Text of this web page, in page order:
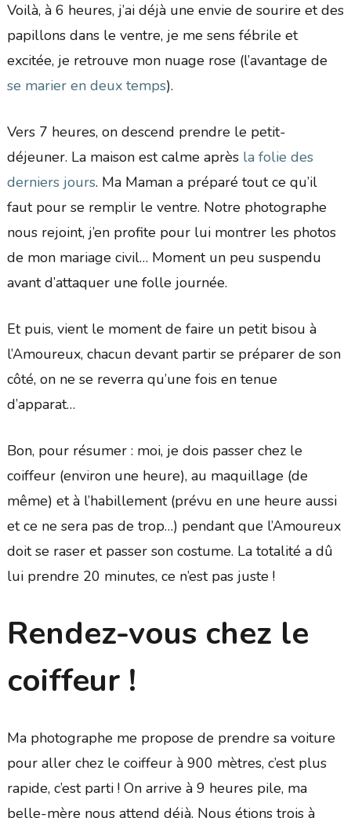
Voilà, à 6 heures, j’ai déjà une envie de sourire et des
papillons dans le ventre, je me sens fébrile et
excitée, je retrouve mon nuage rose (l’avantage de
se marier en deux temps).
Vers 7 heures, on descend prendre le petit-
déjeuner. La maison est calme après la folie des
derniers jours. Ma Maman a préparé tout ce qu’il
faut pour se remplir le ventre. Notre photographe
nous rejoint, j’en profite pour lui montrer les photos
de mon mariage civil… Moment un peu suspendu
avant d’attaquer une folle journée.
Et puis, vient le moment de faire un petit bisou à
l’Amoureux, chacun devant partir se préparer de son
côté, on ne se reverra qu’une fois en tenue
d’apparat…
Bon, pour résumer : moi, je dois passer chez le
coiffeur (environ une heure), au maquillage (de
même) et à l’habillement (prévu en une heure aussi
et ce ne sera pas de trop…) pendant que l’Amoureux
doit se raser et passer son costume. La totalité a dû
lui prendre 20 minutes, ce n’est pas juste !
Rendez-vous chez le
coiffeur !
Ma photographe me propose de prendre sa voiture
pour aller chez le coiffeur à 900 mètres, c’est plus
rapide, c’est parti ! On arrive à 9 heures pile, ma
belle-mère nous attend déjà. Nous étions trois à